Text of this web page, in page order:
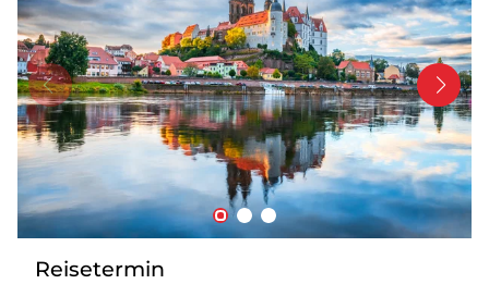
Tagesreisen
Bus mieten
Service
Kontakt
Reisetermin